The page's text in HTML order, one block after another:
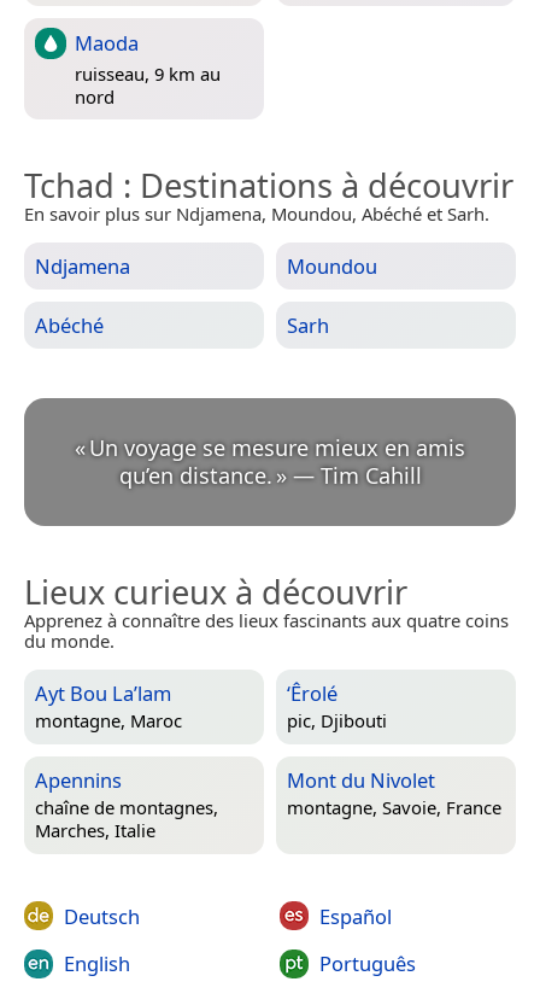
Maoda
ruisseau, 9 km au
nord
Tchad : Destinations à découvrir
En savoir plus sur Ndjamena, Moundou, Abéché et Sarh.
Ndjamena Moundou
Abéché Sarh
«Un voyage se mesure mieux en amis
qu’en distance. » — Tim Cahill
Lieux curieux à découvrir
Apprenez à connaître des lieux fascinants aux quatre coins
du monde.
Ayt Bou La’lam
montagne, Maroc
‘Êrolé
pic, Djibouti
Apennins
chaîne de montagnes,
Marches, Italie
Mont du Nivolet
montagne, Savoie, France
Deutsch
English
Español
Português